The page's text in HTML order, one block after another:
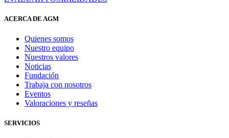
ACERCA DE AGM
Quienes somos
Nuestro equipo
Nuestros valores
Noticias
Fundación
Trabaja con nosotros
Eventos
Valoraciones y reseñas
SERVICIOS